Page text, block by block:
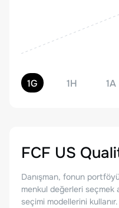
1G 1H 1A
FCF US
Danışman, fonun
menkul değerleri seçmek
seçimi modellerini